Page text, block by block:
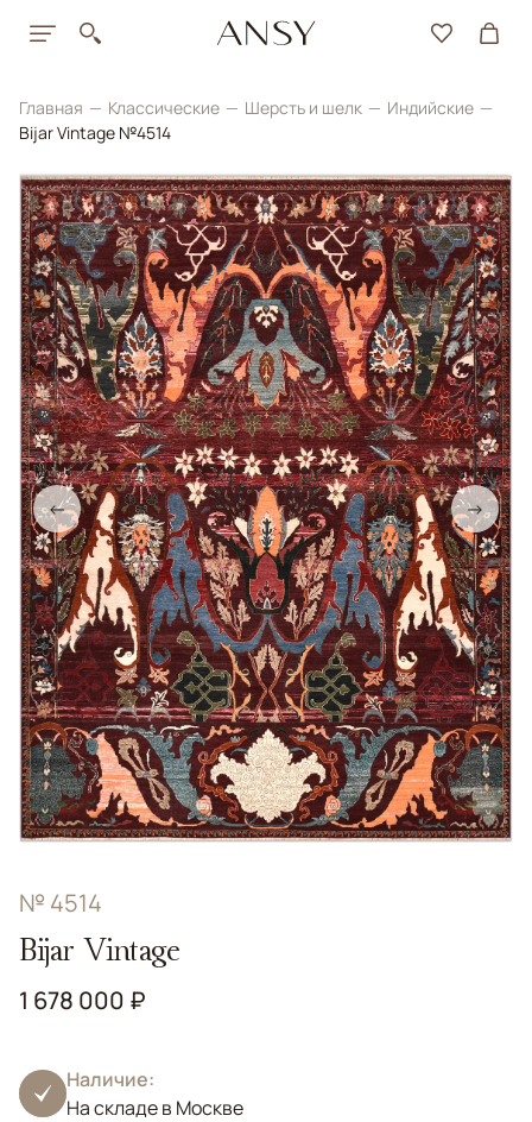
Главная Классические Шерсть и шелк
Индийские
Bijar Vintage №4514
← →
№ 4514
Bijar Vintage
1 678 000 ₽
Наличие:
На складе в Москве